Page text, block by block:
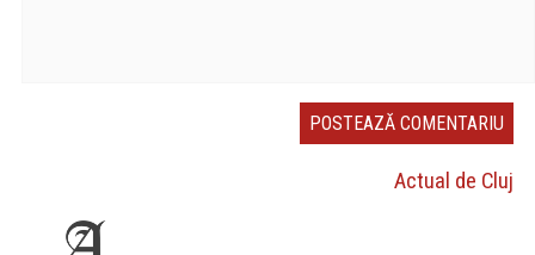
Actual de Cluj